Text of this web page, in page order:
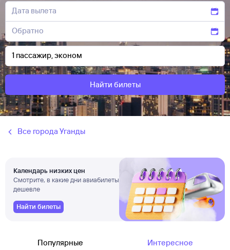
Найти билеты
Все города Уганды
Календарь низких цен
Смотрите, в какие дни авиабилеты
дешевле
Найти билеты
Популярные Интересное